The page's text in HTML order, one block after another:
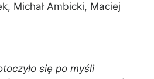
Michał Ambicki, Maciej
się po myśli